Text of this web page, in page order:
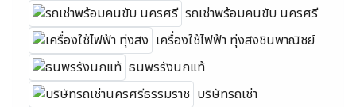
รถเช่าพร้อมคนขับ นครศรี
เครื่องใช้ไฟฟ้า ทุ่งสงชินพาณิชย์
ธนพรรังนกแท้
บริษัทรถเช่า